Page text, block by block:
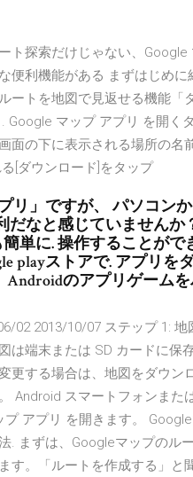
ト探索だけじゃない、Google
便利機能がある まずはじめに
ートを地図で見返せる機能「
Google マップ アプリ を開く
面の下に表示される場所の名
[ダウンロード]をタップ
プリ」ですが、 パソコン
だなと感じていませんか
単に. 操作することがで
playストアで. アプリを
Androidのアプリゲーム
02 2013/10/07 ステップ 1: 地
は端末または SD カードに保
更する場合は、地図をダウン
Android スマートフォンまた
プ アプリ を開きます。
. まずは、Googleマップのル
す。「ルートを作成する」と